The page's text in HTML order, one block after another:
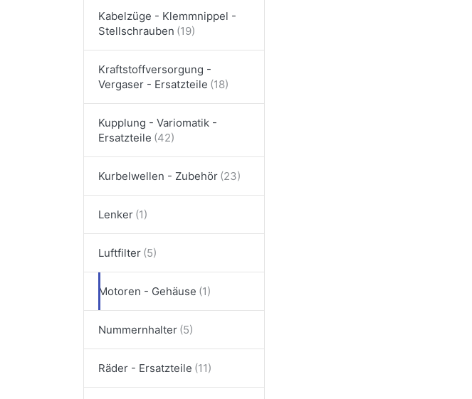
Kabelzüge - Klemmnippel -
Stellschrauben
Kraftstoffversorgung -
Vergaser - Ersatzteile
Kupplung - Variomatik -
Ersatzteile
Kurbelwellen - Zubehör
Lenker
Luftfilter
Motoren - Gehäuse
Nummernhalter
Räder - Ersatzteile